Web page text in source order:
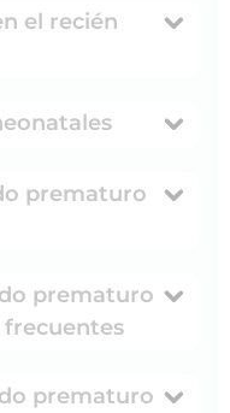
el recién
prematuro
prematuro
frecuentes
prematuro